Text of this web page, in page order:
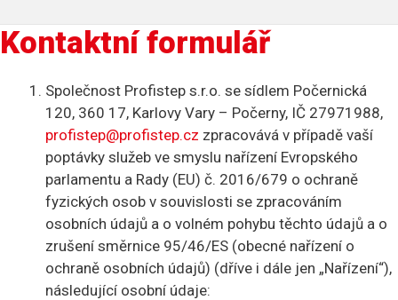
Kontaktní formulář
Společnost Profistep s.r.o. se sídlem Počernická
120, 360 17, Karlovy Vary – Počerny, IČ 27971988,
profistep@profistep.cz zpracovává v případě vaší
poptávky služeb ve smyslu nařízení Evropského
parlamentu a Rady (EU) č. 2016/679 o ochraně
fyzických osob v souvislosti se zpracováním
osobních údajů a o volném pohybu těchto údajů a o
zrušení směrnice 95/46/ES (obecné nařízení o
ochraně osobních údajů) (dříve i dále jen „Nařízení“),
následující osobní údaje: